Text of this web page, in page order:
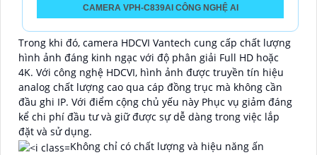
CAMERA VPH-C839AI CÔNG NGHỆ AI
Trong khi đó, camera HDCVI Vantech cung cấp chất lượng
hình ảnh đáng kinh ngạc với độ phân giải Full HD hoặc
4K. Với công nghệ HDCVI, hình ảnh được truyền tín hiệu
analog chất lượng cao qua cáp đồng trục mà không cần
đầu ghi IP. Với điểm cộng chủ yếu này Phục vụ giảm đáng
kể chi phí đầu tư và giữ được sự dễ dàng trong việc lắp
đặt và sử dụng.
Không chỉ có chất lượng và hiệu năng ấn